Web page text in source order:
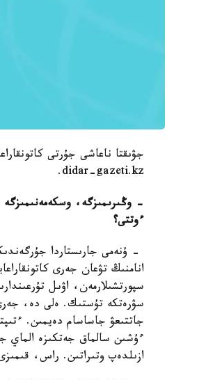
جۋىقتا ناعاشى جۇرتى
didar-gazeti.kz.
- وڭىرىمىزگە، وسكەمەنىمىزگە
ءوتتى؟
- ۇنەمى جارىستاردا
انامنىڭ تۋعان جەرى
سپورتشىلارمەن، اۋىل
سۋرەتكە تۇستىك. ەلى دە،
جاتتىعۋ جاساسام دەيمىن.
ءۇشىن سالماق جەتكىزە
ازىلدەپ وتىراتىن. راس،